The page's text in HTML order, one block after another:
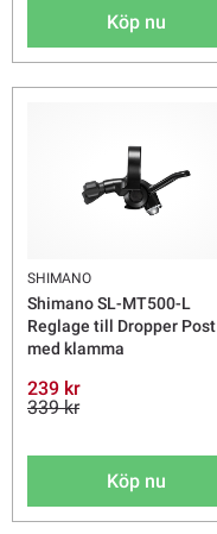
Köp nu
SHIMANO
Shimano SL-MT500-L
Reglage till Dropper Post
med klamma
239 kr
339 kr
Köp nu